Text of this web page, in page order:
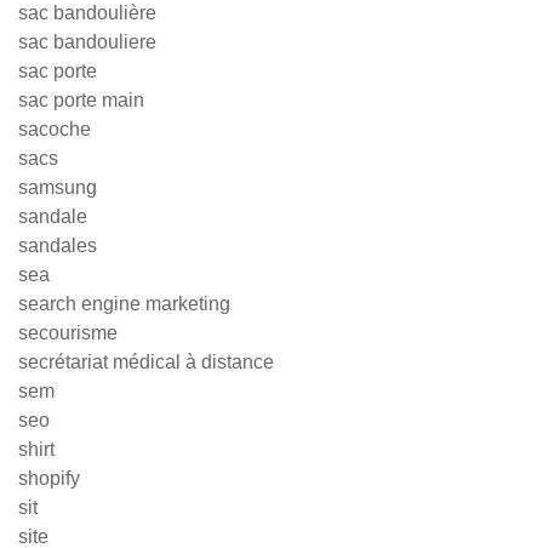
sac bandoulière
sac bandouliere
sac porte
sac porte main
sacoche
sacs
samsung
sandale
sandales
sea
search engine marketing
secourisme
secrétariat médical à distance
sem
seo
shirt
shopify
sit
site